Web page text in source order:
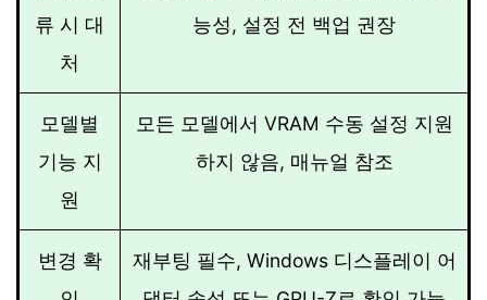
류 시 대
처
능성, 설정 전 백업 권장
모델별
기능 지
원
모든 모델에서 VRAM 수동 설정 지원
하지 않음, 매뉴얼 참조
변경 확
재부팅 필수, Windows 디스플레이 어